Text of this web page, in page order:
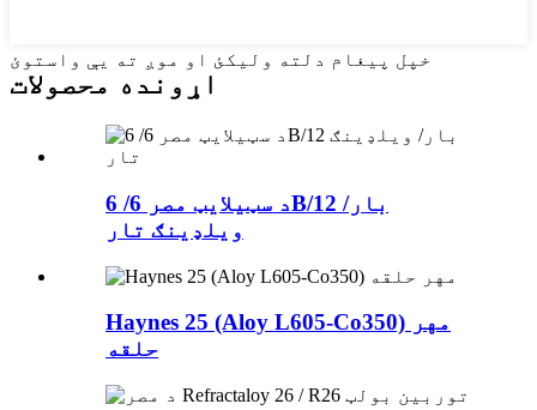
خپل پیغام دلته ولیکئ او موږ ته یې واستوئ
اړونده محصولات
د سټیلایټ مصر 6/ 6B/12 بار/
ویلډینګ تار
Haynes 25 (Aloy L605-Co350) مهر
حلقه